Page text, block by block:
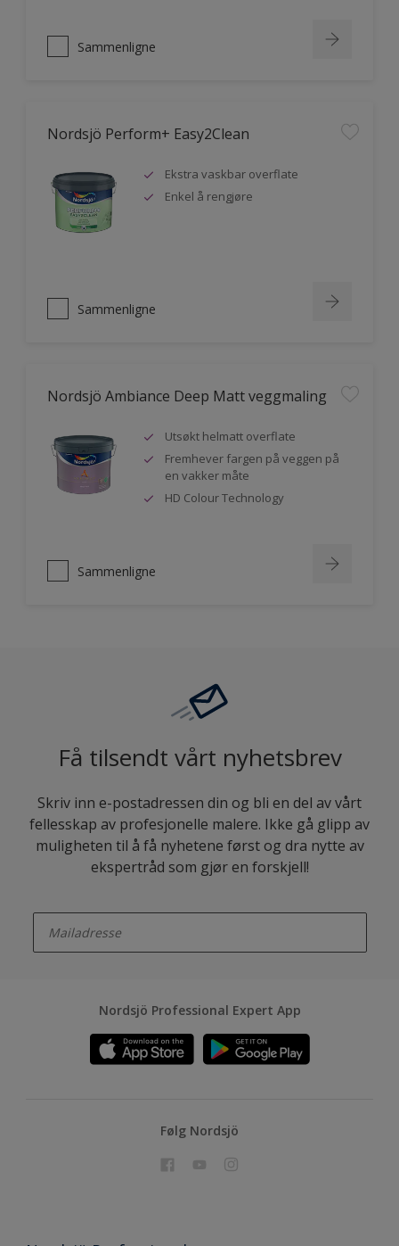
Sammenligne
Nordsjö Perform+ Easy2Clean
Ekstra vaskbar overflate
Enkel å rengjøre
Sammenligne
Nordsjö Ambiance Deep Matt veggmaling
Utsøkt helmatt overflate
Fremhever fargen på veggen på
en vakker måte
HD Colour Technology
Sammenligne
Få tilsendt vårt nyhetsbrev
Skriv inn e-postadressen din og bli en del av vårt
fellesskap av profesjonelle malere. Ikke gå glipp av
muligheten til å få nyhetene først og dra nytte av
ekspertråd som gjør en forskjell!
Nordsjö Professional Expert App
Følg Nordsjö